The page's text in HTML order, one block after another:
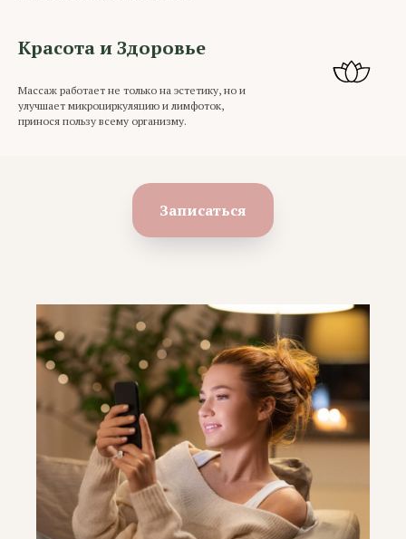
Красота и Здоровье
Массаж работает не только на эстетику, но и
улучшает микроциркуляцию и лимфоток,
принося пользу всему организму.
Записаться